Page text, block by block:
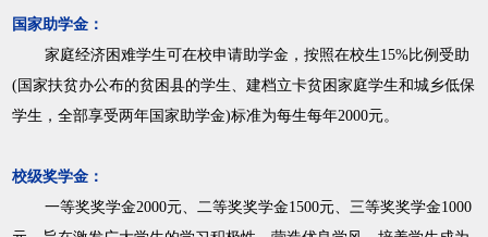
国家助学金：
家庭经济困难学生可在校申请助学金，按照在校生15%比例受助
(国家扶贫办公布的贫困县的学生、建档立卡贫困家庭学生和城乡低保
学生，全部享受两年国家助学金)标准为每生每年2000元。
校级奖学金：
一等奖奖学金2000元、二等奖奖学金1500元、三等奖奖学金1000